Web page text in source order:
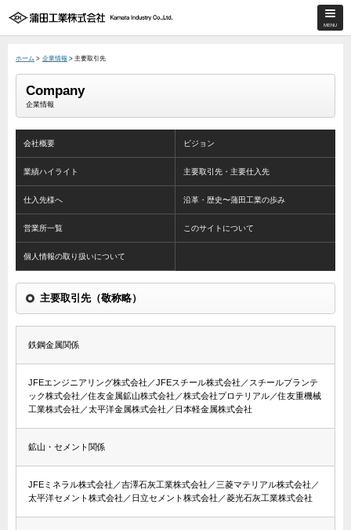
ホーム > 企業情報 > 主要取引先
Company
企業情報
会社概要 ビジョン
業績ハイライト 主要取引先・主要仕入先
仕入先様へ 沿革・歴史〜蒲田工業の歩み
営業所一覧 このサイトについて
個人情報の取り扱いについて
主要取引先（敬称略）
鉄鋼金属関係
JFEエンジニアリング株式会社／JFEスチール株式会社／スチールプランテ
ック株式会社／住友金属鉱山株式会社／株式会社プロテリアル／住友重機械
工業株式会社／太平洋金属株式会社／日本軽金属株式会社
鉱山・セメント関係
JFEミネラル株式会社／吉澤石灰工業株式会社／三菱マテリアル株式会社／
太平洋セメント株式会社／日立セメント株式会社／菱光石灰工業株式会社